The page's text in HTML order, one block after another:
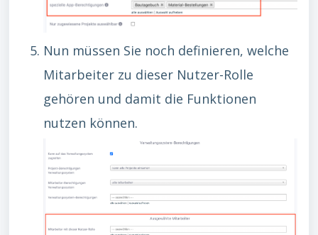
Nun müssen Sie noch definieren, welche
Mitarbeiter zu dieser Nutzer-Rolle
gehören und damit die Funktionen
nutzen können.